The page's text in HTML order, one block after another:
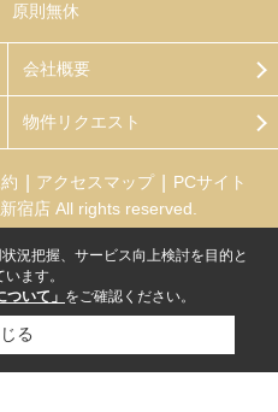
原則無休
会社概要
物件リクエスト
アクセスマップ
PCサイト
宿店 All rights reserved.
況把握、サービス向上検討を目的と
ます。
ついて」 をご確認ください。
る